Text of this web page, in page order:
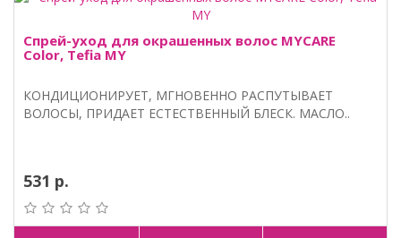
Спрей-уход для окрашенных волос MYCARE
Color, Tefia MY
КОНДИЦИОНИРУЕТ, МГНОВЕННО РАСПУТЫВАЕТ
ВОЛОСЫ, ПРИДАЕТ ЕСТЕСТВЕННЫЙ БЛЕСК. МАСЛО..
531 р.